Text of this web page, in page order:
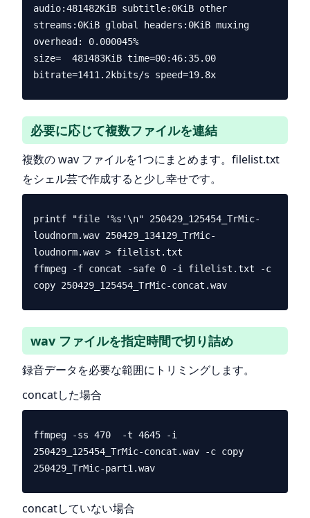
audio:481482KiB subtitle:0KiB other
streams:0KiB global headers:0KiB muxing
overhead: 0.000045%
size=  481483KiB time=00:46:35.00
必要に応じて複数ファイルを連結
複数の wav ファイルを1つにまとめます。filelist.txt
をシェル芸で作成すると少し幸せです。
printf "file '%s'\n" 250429_125454_TrMic-
loudnorm.wav 250429_134129_TrMic-
loudnorm.wav > filelist.txt
ffmpeg -f concat -safe 0 -i filelist.txt -c
wav ファイルを指定時間で切り詰め
録音データを必要な範囲にトリミングします。
concatした場合
ffmpeg -ss 470  -t 4645 -i
250429_125454_TrMic-concat.wav -c copy
concatしていない場合